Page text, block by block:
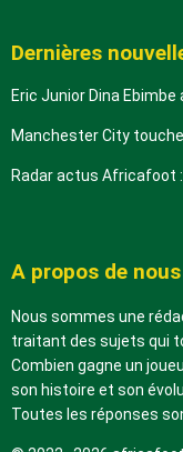
Dernières
Eric Junior Dina
Manchester City
Radar actus Africafoot
A propos de nous
Nous sommes une
traitant des sujets qui
Combien gagne un
son histoire et son
Toutes les réponses